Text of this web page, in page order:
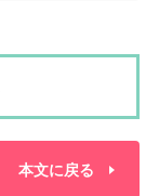
本文に戻る